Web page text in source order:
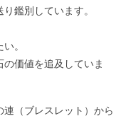
鑑別しています。
。
価値を追及していま
（ブレスレット）から